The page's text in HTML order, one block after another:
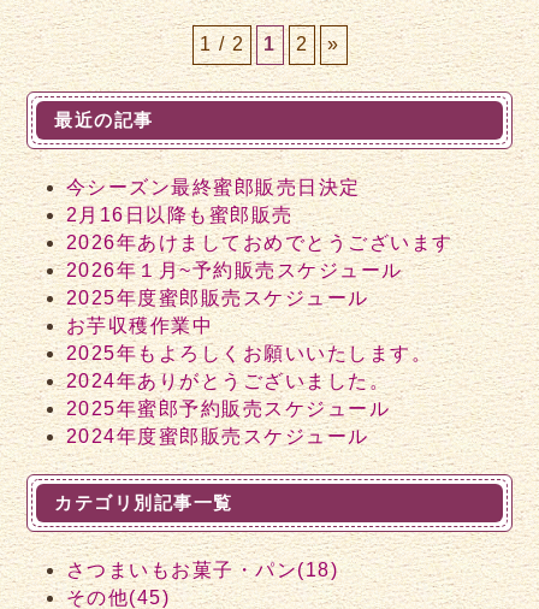
1 / 2 1 2 »
最近の記事
今シーズン最終蜜郎販売日決定
2月16日以降も蜜郎販売
2026年あけましておめでとうございます
2026年１月~予約販売スケジュール
2025年度蜜郎販売スケジュール
お芋収穫作業中
2025年もよろしくお願いいたします。
2024年ありがとうございました。
2025年蜜郎予約販売スケジュール
2024年度蜜郎販売スケジュール
カテゴリ別記事一覧
さつまいもお菓子・パン(18)
その他(45)